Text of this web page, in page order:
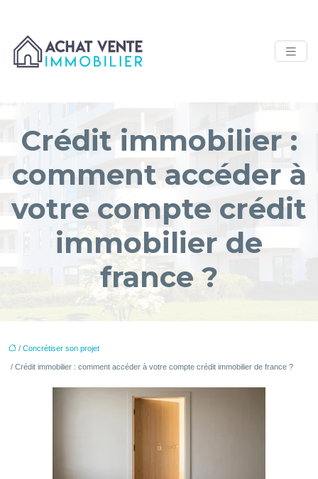
Crédit immobilier :
comment accéder à
votre compte crédit
immobilier de
france ?
/ Concrétiser son projet
/ Crédit immobilier : comment accéder à votre compte crédit immobilier de france ?